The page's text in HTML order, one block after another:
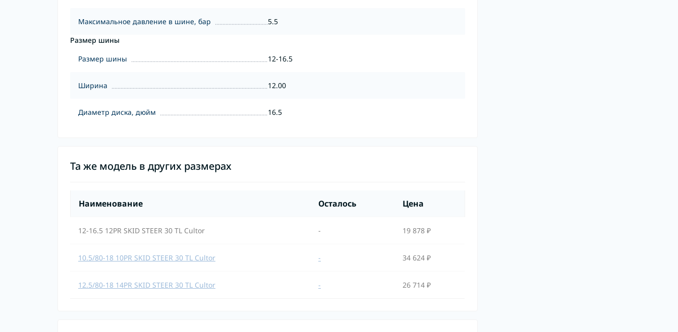
Максимальное давление в шине, бар
5.5
Размер шины
Размер шины
12-16.5
Ширина 12.00
Диаметр диска, дюйм 16.5
Та же модель в других размерах
Наименование Осталось Цена
12-16.5 12PR SKID STEER 30 TL Cultor - 19 878 ₽
10.5/80-18 10PR SKID STEER 30 TL Cultor - 34 624 ₽
12.5/80-18 14PR SKID STEER 30 TL Cultor - 26 714 ₽